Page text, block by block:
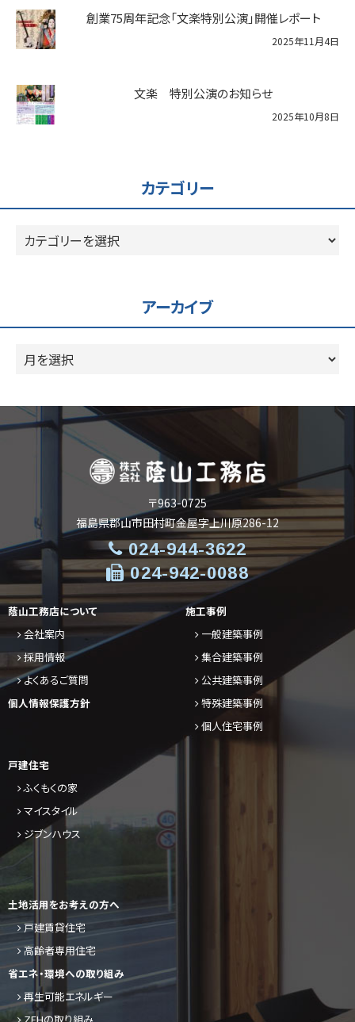
創業75周年記念「文楽特別公演」開催レポート
2025年11月4日
文楽 特別公演のお知らせ
2025年10月8日
カテゴリー
カ
アーカイブ
〒963-0725
福島県郡山市田村町金屋字上川原286-12
024-944-3622
024-942-0088
蔭山工務店について
会社案内
採用情報
よくあるご質問
個人情報保護方針
施工事例
一般建築事例
集合建築事例
公共建築事例
特殊建築事例
個人住宅事例
戸建住宅
ふくもくの家
マイスタイル
ジブンハウス
土地活用をお考えの方へ
戸建賃貸住宅
高齢者専用住宅
省エネ・環境への取り組み
再生可能エネルギー